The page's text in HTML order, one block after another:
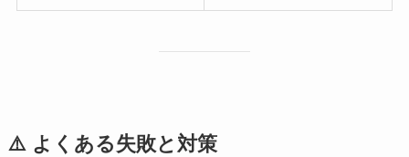
⚠️ よくある失敗と対策